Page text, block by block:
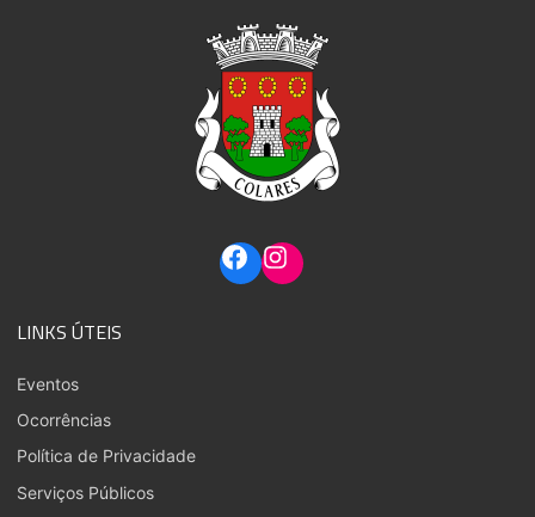
LINKS ÚTEIS
Eventos
Ocorrências
Política de Privacidade
Serviços Públicos